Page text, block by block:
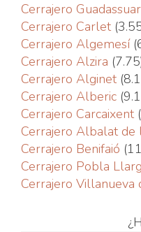
Cerrajero Guadassuar
Cerrajero Carlet
Cerrajero Algemesí
Cerrajero Alzira
Cerrajero Alginet
Cerrajero Alberic
Cerrajero Carcaixent
Cerrajero Albalat de
Cerrajero Benifaió
Cerrajero Pobla
Cerrajero Villanueva